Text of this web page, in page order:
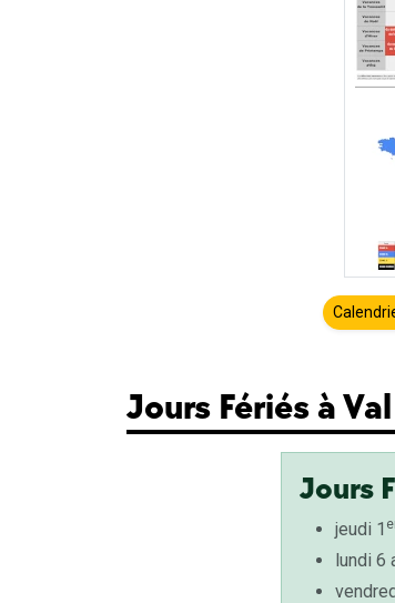
Jours Fériés à
Jours
jeudi 1
lundi 6